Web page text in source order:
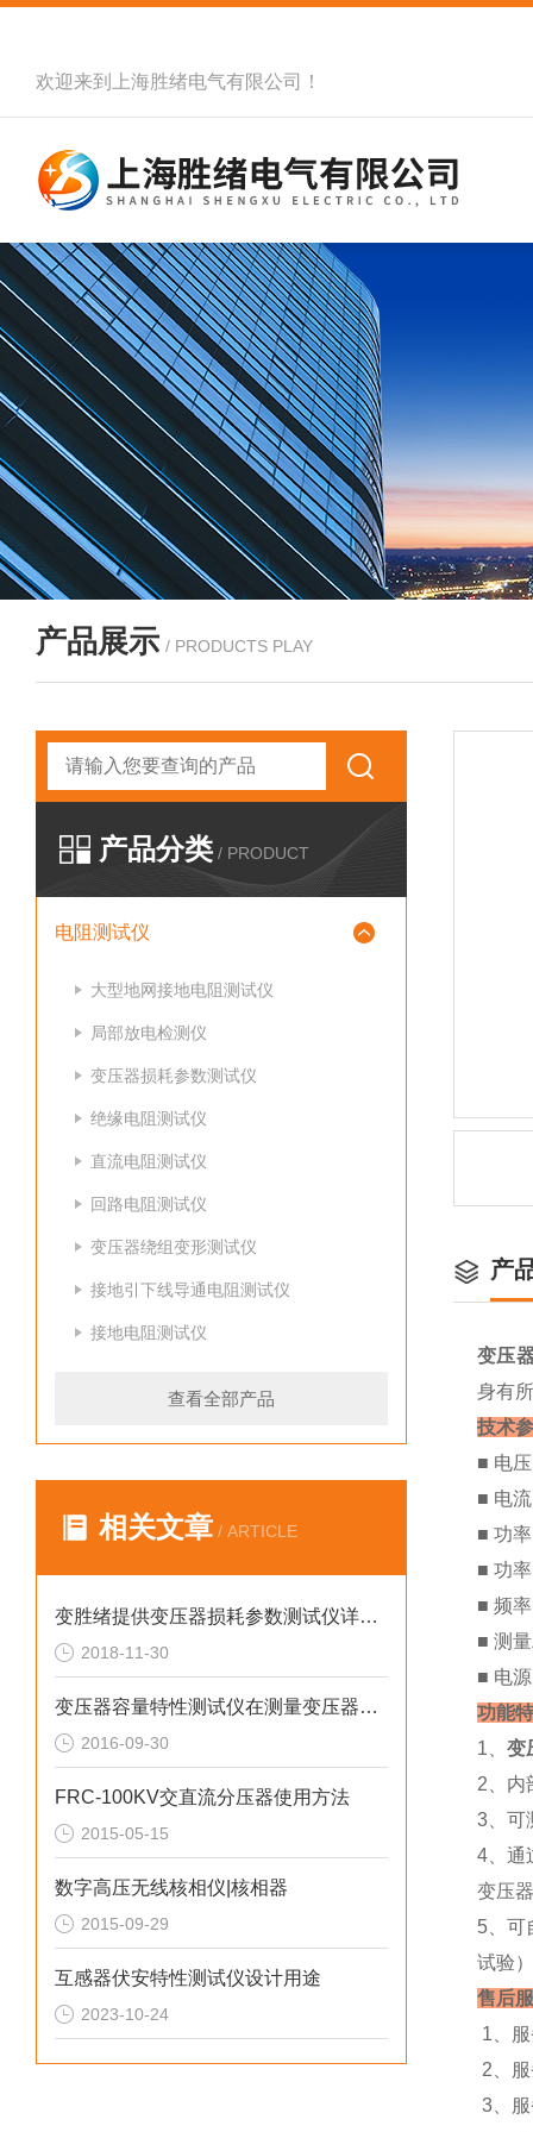
欢迎来到 上海胜绪电气有限公司 ！
产品展示 / PRODUCTS PLAY
产品分类 / PRODUCT
电阻测试仪
大型地网接地电阻测试仪
局部放电检测仪
变压器损耗参数测试仪
绝缘电阻测试仪
直流电阻测试仪
回路电阻测试仪
变压器绕组变形测试仪
接地引下线导通电阻测试仪
接地电阻测试仪
查看全部产品
相关文章 / ARTICLE
变胜绪提供变压器损耗参数测试仪详细介绍
2018-11-30
变压器容量特性测试仪在测量变压器容量的过程
2016-09-30
FRC-100KV交直流分压器使用方法
2015-05-15
数字高压无线核相仪|核相器
2015-09-29
互感器伏安特性测试仪设计用途
2023-10-24
产
变压
身有
技术
■ 电
■ 电
■ 功
■ 功
■ 频
■ 测
■ 电
功能
1、 变
2、内
3、可
4、通
变压
5、可
试验
售后
1、
2、
3、